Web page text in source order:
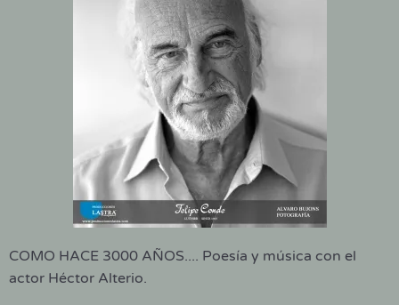
COMO HACE 3000 AÑOS.... Poesía y música con el
actor Héctor Alterio.